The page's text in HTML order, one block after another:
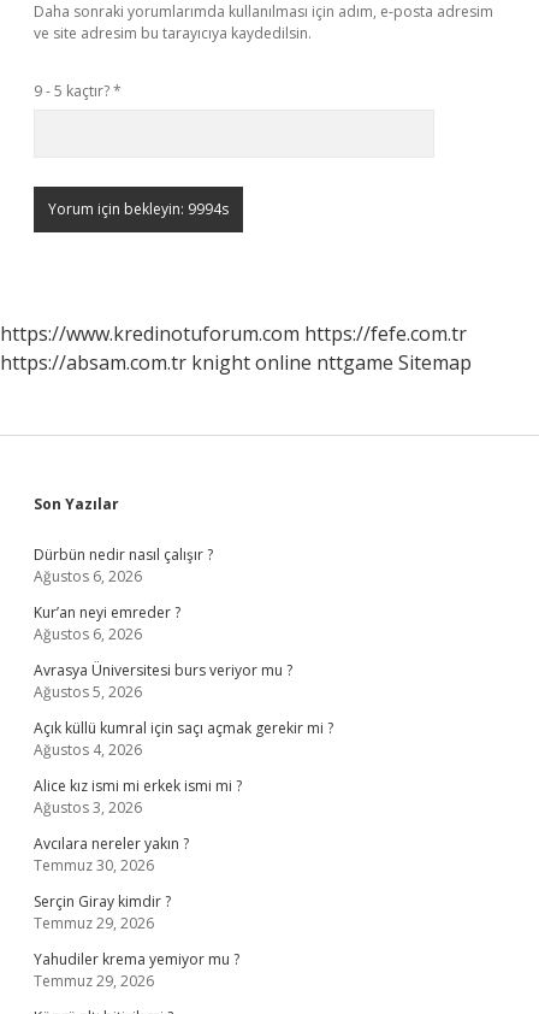
Daha sonraki yorumlarımda kullanılması için adım, e-posta adresim
ve site adresim bu tarayıcıya kaydedilsin.
9 - 5 kaçtır?*
https://www.kredinotuforum.com https://fefe.com.tr
https://absam.com.tr knight online nttgame Sitemap
Sidebar
Son Yazılar
Dürbün nedir nasıl çalışır ?
Ağustos 6, 2026
Kur’an neyi emreder ?
Ağustos 6, 2026
Avrasya Üniversitesi burs veriyor mu ?
Ağustos 5, 2026
Açık küllü kumral için saçı açmak gerekir mi ?
Ağustos 4, 2026
Alice kız ismi mi erkek ismi mi ?
Ağustos 3, 2026
Avcılara nereler yakın ?
Temmuz 30, 2026
Serçin Giray kimdir ?
Temmuz 29, 2026
Yahudiler krema yemiyor mu ?
Temmuz 29, 2026